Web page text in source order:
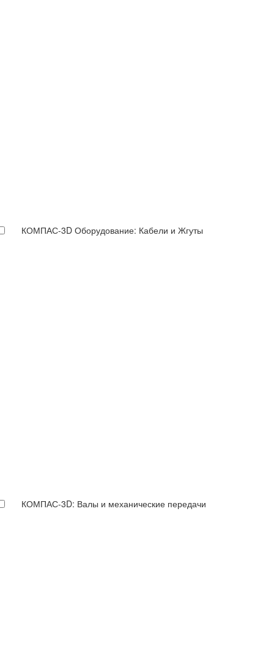
КОМПАС-3D Оборудование: Кабели и Жгуты
КОМПАС-3D: Валы и механические передачи